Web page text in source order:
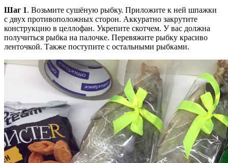
Шаг 1. Возьмите сушёную рыбку. Приложите к ней шпажки
с двух противоположных сторон. Аккуратно закрутите
конструкцию в целлофан. Укрепите скотчем. У вас должна
получиться рыбка на палочке. Перевяжите рыбку красиво
ленточкой. Также поступите с остальными рыбками.